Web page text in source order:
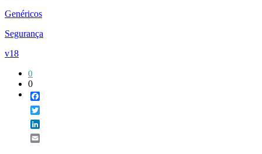
Genéricos
Segurança
v18
0
0